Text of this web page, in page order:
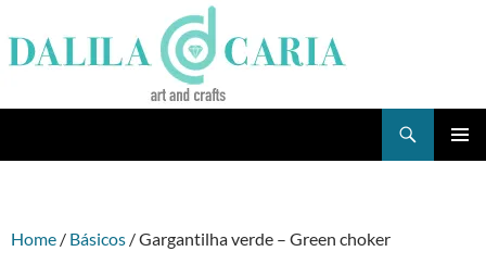
to
content
Home / Básicos / Gargantilha verde – Green choker